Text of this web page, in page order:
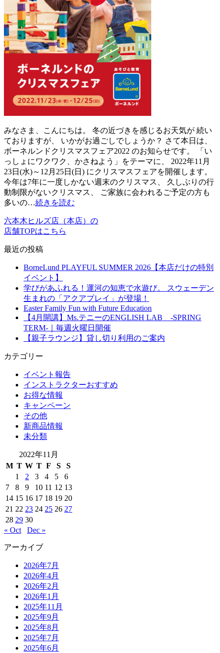
みなさま、こんにちは。 冬の近づきを感じるお天気が 続い
ておりますが、 いかがお過ごしでしょうか？ さて本日は、
ボーネルンドクリスマスフェア2022 のお知らせです。 「い
っしょにワクワク、かさねよう」をテーマに、 2022年11月
23日(水)～12月25日(日) にクリスマスフェアを開催します。
今年は7年に一度しかない週末のクリスマス、 久しぶりの行
動制限がないクリスマス、 ご家族に会われるご予定の方も
多いの…続きを読む
六本木ヒルズ店（本店）の
店舗TOPはこちら
最近の投稿
BorneLund PLAYFUL SUMMER 2026【本店だけの特別
イベント】
学びがあふれる！運河の知恵で水遊び。 スウェーデン
生まれの「アクアプレイ」が登場！
Easter Family Fun with Future Education
【4月開講】Ms.テニーのENGLISH LAB -SPRING
TERM-｜毎週火曜日開催
【親子ラウンジ】貸し切り利用のご案内
カテゴリー
イベント報告
インストラクターおすすめ
お得な情報
キャンペーン
その他
新商品情報
未分類
2022年11月
M T W T F S
S
1
2 3 4 5
6
7
8 9 10 11 12 13
14 15 16 17 18 19 20
21 22 23 24 25 26 27
28 29 30
« Oct
Dec »
アーカイブ
2026年7月
2026年4月
2026年2月
2026年1月
2025年11月
2025年9月
2025年8月
2025年7月
2025年6月